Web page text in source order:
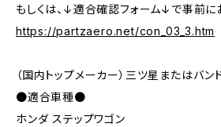
もしくは、↓適合確認フォーム↓で事前に
https://partzaero.net/con_03_3.htm
（国内トップメーカー）三ツ星またはバン
●適合車種●
ホンダ ステップワゴン